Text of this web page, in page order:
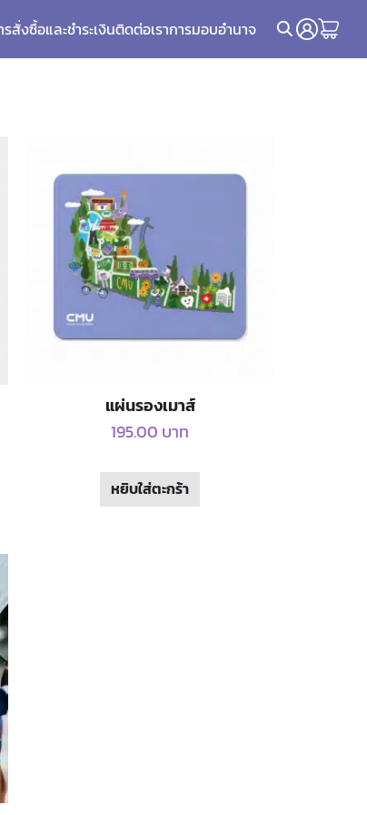
สั่งซื้อและชำระเงินติดต่อเราการมอบอำนาจ
แผ่นรองเมาส์
195.00 บาท
หยิบใส่ตะกร้า